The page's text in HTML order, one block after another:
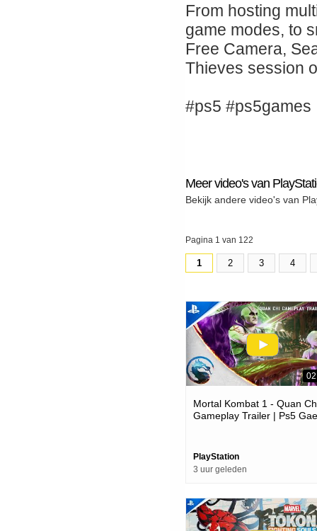
From hosting
game modes, to
Free Camera,
Thieves session
#ps5 #ps5games
Meer video's van
Bekijk andere video's van
Pagina 1 van 122
1 2 3 4
Mortal Kombat 1 - Quan
Gameplay Trailer | Ps5
PlayStation
3 uur geleden